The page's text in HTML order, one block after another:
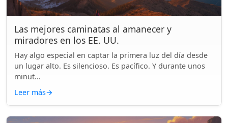
Las mejores caminatas al amanecer y
miradores en los EE. UU.
Hay algo especial en captar la primera luz del día desde
un lugar alto. Es silencioso. Es pacífico. Y durante unos
minut...
Leer más→